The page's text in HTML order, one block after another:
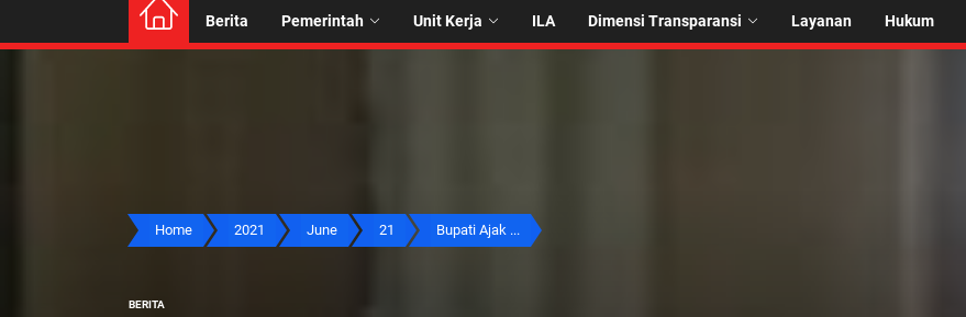
Berita Pemerintah Unit Kerja ILA Dimensi Transparansi Layanan Hukum
Home 2021 June 21 Bupati Ajak ...
BERITA